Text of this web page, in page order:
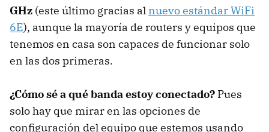
GHz (este último gracias al nuevo estándar WiFi
6E), aunque la mayoría de routers y equipos que
tenemos en casa son capaces de funcionar solo
en las dos primeras.
¿Cómo sé a qué banda estoy conectado? Pues
solo hay que mirar en las opciones de
configuración del equipo que estemos usando